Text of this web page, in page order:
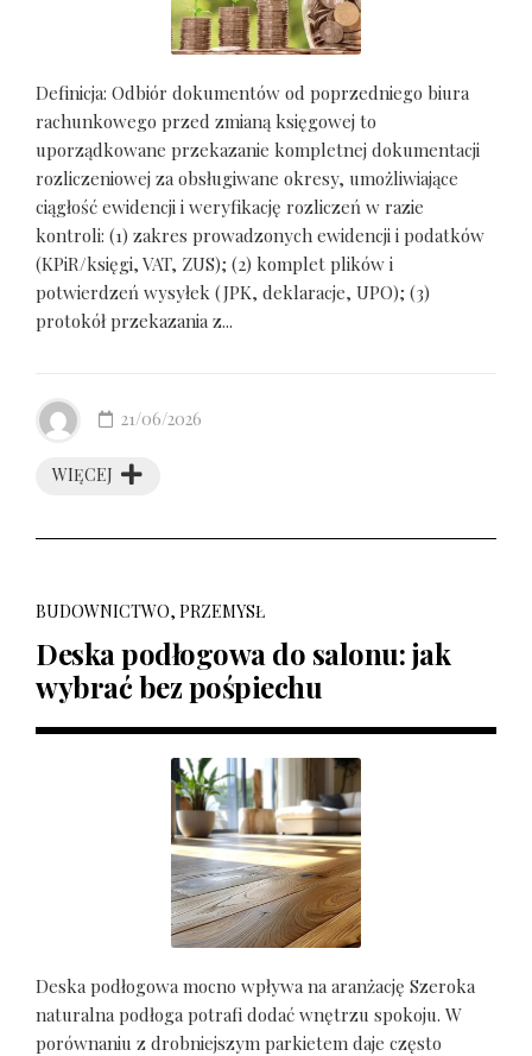
Definicja: Odbiór dokumentów od poprzedniego biura
rachunkowego przed zmianą księgowej to
uporządkowane przekazanie kompletnej dokumentacji
rozliczeniowej za obsługiwane okresy, umożliwiające
ciągłość ewidencji i weryfikację rozliczeń w razie
kontroli: (1) zakres prowadzonych ewidencji i podatków
(KPiR/księgi, VAT, ZUS); (2) komplet plików i
potwierdzeń wysyłek (JPK, deklaracje, UPO); (3)
protokół przekazania z...
WIĘCEJ
21/06/2026
BUDOWNICTWO, PRZEMYSŁ
Deska podłogowa do salonu: jak
wybrać bez pośpiechu
Deska podłogowa mocno wpływa na aranżację Szeroka
naturalna podłoga potrafi dodać wnętrzu spokoju. W
porównaniu z drobniejszym parkietem daje często